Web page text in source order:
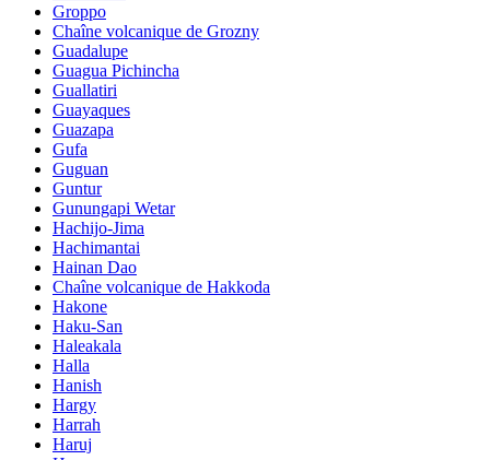
Groppo
Chaîne volcanique de Grozny
Guadalupe
Guagua Pichincha
Guallatiri
Guayaques
Guazapa
Gufa
Guguan
Guntur
Gunungapi Wetar
Hachijo-Jima
Hachimantai
Hainan Dao
Chaîne volcanique de Hakkoda
Hakone
Haku-San
Haleakala
Halla
Hanish
Hargy
Harrah
Haruj